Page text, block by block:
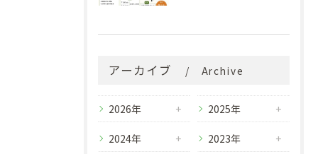
アーカイブ Archive
2026年 2025年
2024年 2023年